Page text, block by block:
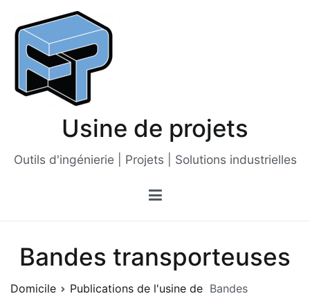
contenu
Usine de projets
Outils d'ingénierie | Projets | Solutions industrielles
Bandes transporteuses
Domicile
Publications de l'usine de Bandes